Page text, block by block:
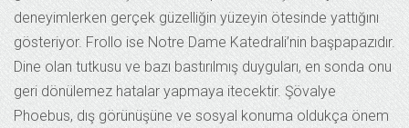
deneyimlerken gerçek güzelliğin yüzeyin ötesinde yattığını
gösteriyor. Frollo ise Notre Dame Katedrali’nin başpapazıdır.
Dine olan tutkusu ve bazı bastırılmış duyguları, en sonda onu
geri dönülemez hatalar yapmaya itecektir. Şövalye
Phoebus, dış görünüşüne ve sosyal konuma oldukça önem